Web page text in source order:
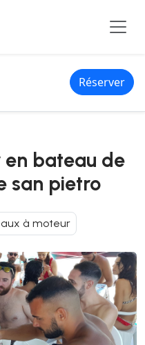
Réserver
vers l’île de san pietro
bateau de
san pietro
à moteur